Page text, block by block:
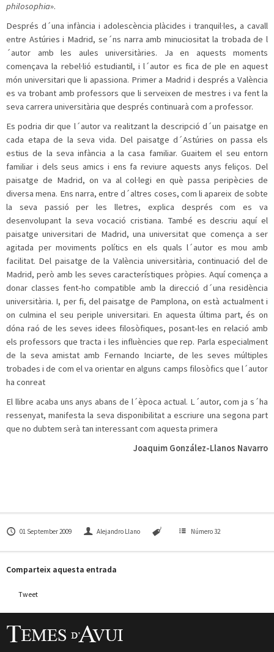
philosophia».
Després d´una infància i adolescència plàcides i tranquil·les, a cavall
entre Astúries i Madrid, se´ns narra amb minuciositat la trobada de l
´autor amb les aules universitàries. Ja en aquests moments
començava la rebel·lió estudiantil, i l´autor es fica de ple en aquest
món universitari que li apassiona. Primer a Madrid i després a València
es va trobant amb professors que li serveixen de mestres i va fent la
seva carrera universitària que després continuarà com a professor.
Es podria dir que l´autor va realitzant la descripció d´un paisatge en
cada etapa de la seva vida. Del paisatge d´Astúries on passa els
estius de la seva infància a la casa familiar. Guaitem el seu entorn
familiar i dels seus amics i ens fa reviure aquests anys feliços. Del
paisatge de Madrid, on va al col·legi en què passa peripècies de
diversa mena. Ens narra, entre d´altres coses, com li apareix de sobte
la seva passió per les lletres, explica després com es va
desenvolupant la seva vocació cristiana. També es descriu aquí el
paisatge universitari de Madrid, una universitat que comença a ser
agitada per moviments polítics en els quals l´autor es mou amb
facilitat. Del paisatge de la València universitària, continuació del de
Madrid, però amb les seves característiques pròpies. Aquí comença a
donar classes fent-ho compatible amb la direcció d´una residència
universitària. I, per fi, del paisatge de Pamplona, on està actualment i
on culmina el seu periple universitari. En aquesta última part, és on
dóna raó de les seves idees filosòfiques, posant-les en relació amb
els professors que tracta i les influències que rep. Parla especialment
de la seva amistat amb Fernando Inciarte, de les seves múltiples
trobades i de com el va orientar en alguns camps filosòfics que l´autor
ha conreat
El llibre acaba uns anys abans de l´època actual. L´autor, com ja s´ha
ressenyat, manifesta la seva disponibilitat a escriure una segona part
que no dubtem serà tan interessant com aquesta primera
Joaquim González-Llanos Navarro
01 September 2009 Alejandro Llano Número 32
Comparteix aquesta entrada
Tweet